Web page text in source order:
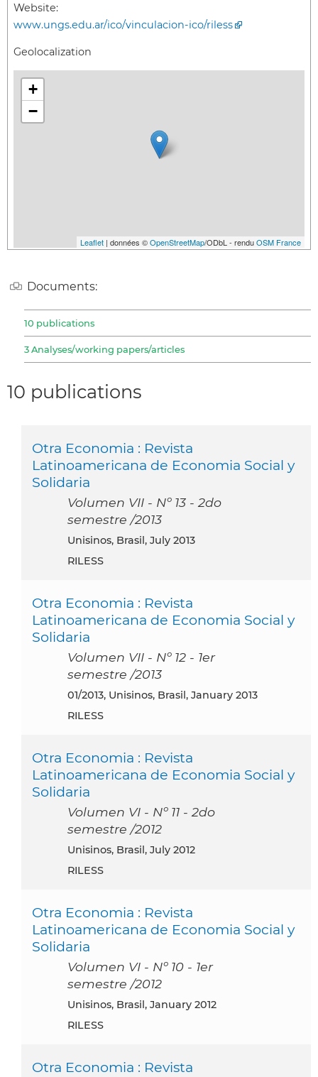
Website:
www.ungs.edu.ar/ico/vinculacion-ico/riless
Geolocalization
+
−
Leaflet | données ©OpenStreetMap/ODbL - renduOSM France
Documents:
10 publications
3 Analyses/working papers/articles
10 publications
Otra Economia : Revista
Latinoamericana de Economia Social y
Solidaria
Volumen VII - Nº 13 - 2do
semestre /2013
Unisinos, Brasil, July 2013
RILESS
Otra Economia : Revista
Latinoamericana de Economia Social y
Solidaria
Volumen VII - Nº 12 - 1er
semestre /2013
01/2013, Unisinos, Brasil, January 2013
RILESS
Otra Economia : Revista
Latinoamericana de Economia Social y
Solidaria
Volumen VI - Nº 11 - 2do
semestre /2012
Unisinos, Brasil, July 2012
RILESS
Otra Economia : Revista
Latinoamericana de Economia Social y
Solidaria
Volumen VI - Nº 10 - 1er
semestre /2012
Unisinos, Brasil, January 2012
RILESS
Otra Economia : Revista